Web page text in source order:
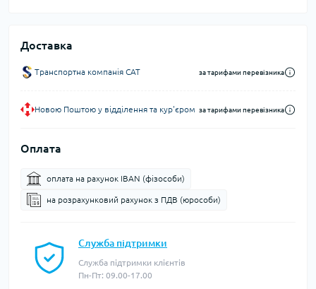
Доставка
Транспортна компанія CAT за тарифами перевізника
Новою Поштою у відділення та кур'єром за тарифами перевізника
Оплата
оплата на рахунок IBAN (фізособи)
на розрахунковий рахунок з ПДВ (юрособи)
Служба підтримки
Служба підтримки клієнтів
Пн-Пт: 09.00-17.00